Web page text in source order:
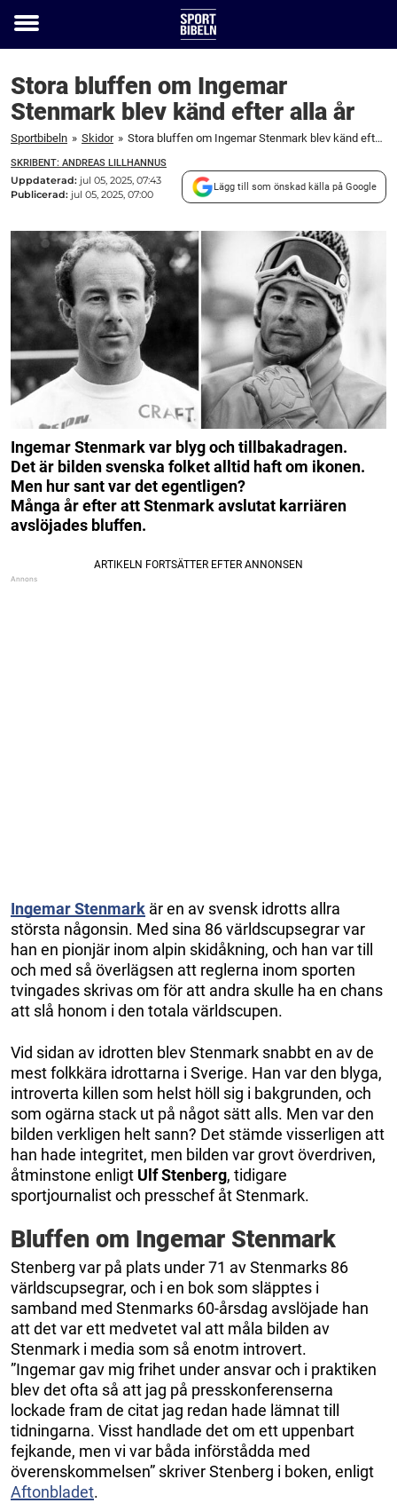
Toggle
Stora bluffen om Ingemar
Stenmark blev känd efter alla år
Sportbibeln » Skidor » Stora bluffen om Ingemar Stenmark blev känd efter alla år
SKRIBENT: ANDREAS LILLHANNUS
Uppdaterad: jul 05, 2025, 07:43
Publicerad: jul 05, 2025, 07:00
Lägg till som önskad källa på Google
Ingemar Stenmark var blyg och tillbakadragen.
Det är bilden svenska folket alltid haft om ikonen.
Men hur sant var det egentligen?
Många år efter att Stenmark avslutat karriären
avslöjades bluffen.
Ingemar Stenmark är en av svensk idrotts allra
största någonsin. Med sina 86 världscupsegrar var
han en pionjär inom alpin skidåkning, och han var till
och med så överlägsen att reglerna inom sporten
tvingades skrivas om för att andra skulle ha en chans
att slå honom i den totala världscupen.
Vid sidan av idrotten blev Stenmark snabbt en av de
mest folkkära idrottarna i Sverige. Han var den blyga,
introverta killen som helst höll sig i bakgrunden, och
som ogärna stack ut på något sätt alls. Men var den
bilden verkligen helt sann? Det stämde visserligen att
han hade integritet, men bilden var grovt överdriven,
åtminstone enligt Ulf Stenberg, tidigare
sportjournalist och presschef åt Stenmark.
Bluffen om Ingemar Stenmark
Stenberg var på plats under 71 av Stenmarks 86
världscupsegrar, och i en bok som släpptes i
samband med Stenmarks 60-årsdag avslöjade han
att det var ett medvetet val att måla bilden av
Stenmark i media som så enotm introvert.
”Ingemar gav mig frihet under ansvar och i praktiken
blev det ofta så att jag på presskonferenserna
lockade fram de citat jag redan hade lämnat till
tidningarna. Visst handlade det om ett uppenbart
fejkande, men vi var båda införstådda med
överenskommelsen” skriver Stenberg i boken, enligt
Aftonbladet.